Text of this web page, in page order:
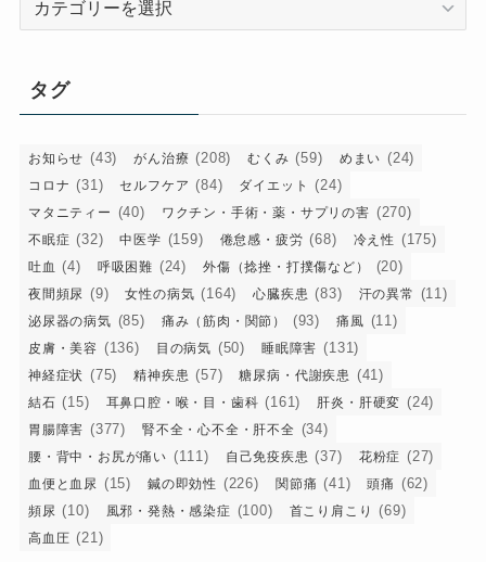
ー
タグ
お知らせ (43) がん治療 (208) むくみ (59) めまい (24)
コロナ (31) セルフケア (84) ダイエット (24)
マタニティー (40) ワクチン・手術・薬・サプリの害 (270)
不眠症 (32) 中医学 (159) 倦怠感・疲労 (68) 冷え性 (175)
吐血 (4) 呼吸困難 (24) 外傷（捻挫・打撲傷など） (20)
夜間頻尿 (9) 女性の病気 (164) 心臓疾患 (83) 汗の異常 (11)
泌尿器の病気 (85) 痛み（筋肉・関節） (93) 痛風 (11)
皮膚・美容 (136) 目の病気 (50) 睡眠障害 (131)
神経症状 (75) 精神疾患 (57) 糖尿病・代謝疾患 (41)
結石 (15) 耳鼻口腔・喉・目・歯科 (161) 肝炎・肝硬変 (24)
胃腸障害 (377) 腎不全・心不全・肝不全 (34)
腰・背中・お尻が痛い (111) 自己免疫疾患 (37) 花粉症 (27)
血便と血尿 (15) 鍼の即効性 (226) 関節痛 (41) 頭痛 (62)
頻尿 (10) 風邪・発熱・感染症 (100) 首こり肩こり (69)
高血圧 (21)